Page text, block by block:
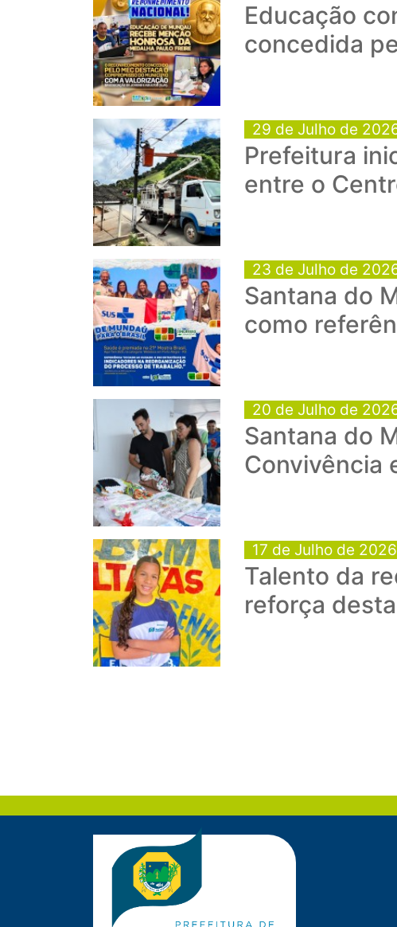
Educação
concedida
29 de Julho de
Prefeitura
entre o
23 de Julho de
Santana do
como
20 de Julho de
Santana do
Convivência
17 de Julho de
Talento da
reforça